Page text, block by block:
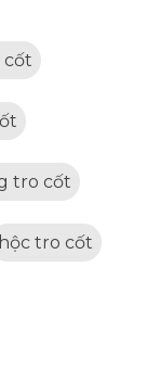
cốt
tro cốt
hộc tro cốt